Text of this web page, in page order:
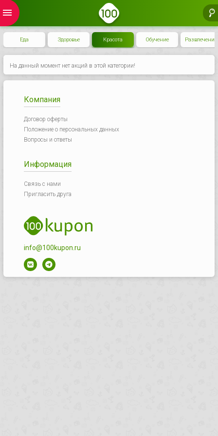
menu
Еда Здоровье Красота Обучение Развлечения
На данный момент нет акций в этой категории!
Компания
Договор оферты
Положение о персональных данных
Вопросы и ответы
Информация
Связь с нами
Пригласить друга
info@100kupon.ru